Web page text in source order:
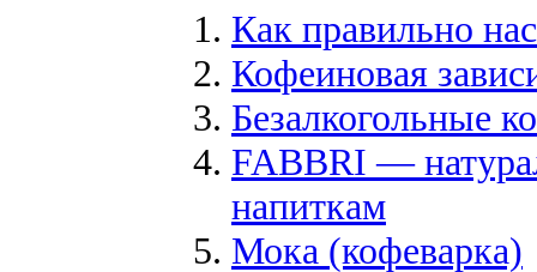
Как правильно
Кофеиновая
Безалкогольные
FABBRI —
напиткам
Мока (кофеварка)